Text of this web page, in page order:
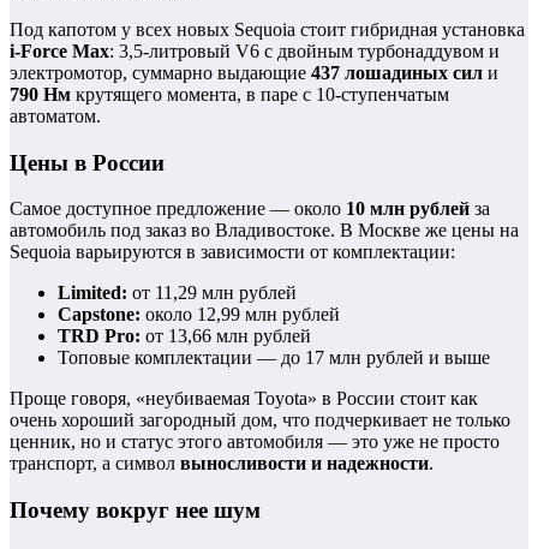
Под капотом у всех новых Sequoia стоит гибридная установка
i-Force Max: 3,5-литровый V6 с двойным турбонаддувом и
электромотор, суммарно выдающие 437 лошадиных сил и
790 Нм крутящего момента, в паре с 10-ступенчатым
автоматом.
Цены в России
Самое доступное предложение — около 10 млн рублей за
автомобиль под заказ во Владивостоке. В Москве же цены на
Sequoia варьируются в зависимости от комплектации:
Limited: от 11,29 млн рублей
Capstone: около 12,99 млн рублей
TRD Pro: от 13,66 млн рублей
Топовые комплектации — до 17 млн рублей и выше
Проще говоря, «неубиваемая Toyota» в России стоит как
очень хороший загородный дом, что подчеркивает не только
ценник, но и статус этого автомобиля — это уже не просто
транспорт, а символ выносливости и надежности.
Почему вокруг нее шум